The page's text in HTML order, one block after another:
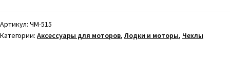
Артикул: ЧМ-515
Категории: Аксессуары для моторов,Лодки и моторы, Чехлы